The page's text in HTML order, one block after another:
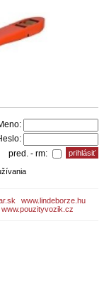
pred. - rm:
www.lindeborze.hu
www.pouzityvozik.cz